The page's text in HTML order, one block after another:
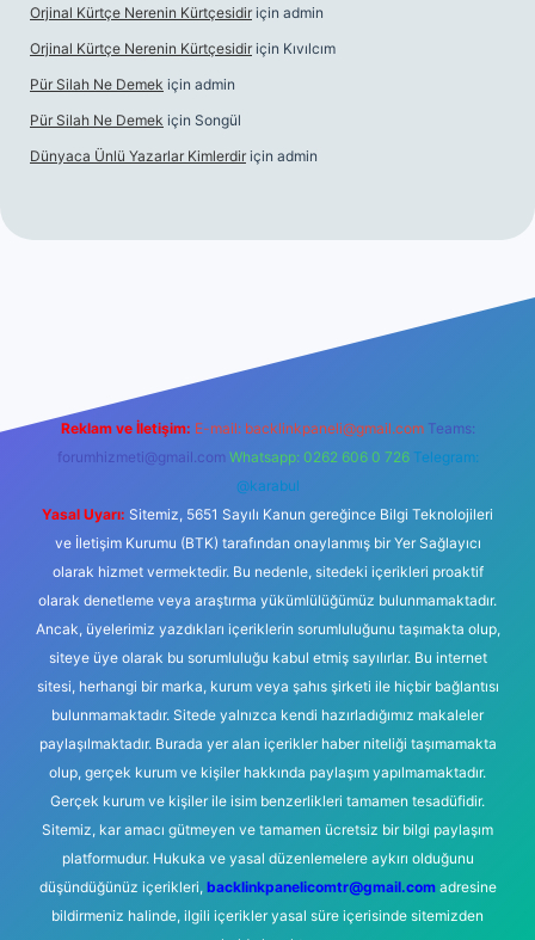
Orjinal Kürtçe Nerenin Kürtçesidir için admin
Orjinal Kürtçe Nerenin Kürtçesidir için Kıvılcım
Pür Silah Ne Demek için admin
Pür Silah Ne Demek için Songül
Dünyaca Ünlü Yazarlar Kimlerdir için admin
Reklam ve İletişim: E-mail: backlinkpaneli@gmail.com Teams:
forumhizmeti@gmail.com Whatsapp: 0262 606 0 726 Telegram:
@karabul
Yasal Uyarı: Sitemiz, 5651 Sayılı Kanun gereğince Bilgi Teknolojileri
ve İletişim Kurumu (BTK) tarafından onaylanmış bir Yer Sağlayıcı
olarak hizmet vermektedir. Bu nedenle, sitedeki içerikleri proaktif
olarak denetleme veya araştırma yükümlülüğümüz bulunmamaktadır.
Ancak, üyelerimiz yazdıkları içeriklerin sorumluluğunu taşımakta olup,
siteye üye olarak bu sorumluluğu kabul etmiş sayılırlar. Bu internet
sitesi, herhangi bir marka, kurum veya şahıs şirketi ile hiçbir bağlantısı
bulunmamaktadır. Sitede yalnızca kendi hazırladığımız makaleler
paylaşılmaktadır. Burada yer alan içerikler haber niteliği taşımamakta
olup, gerçek kurum ve kişiler hakkında paylaşım yapılmamaktadır.
Gerçek kurum ve kişiler ile isim benzerlikleri tamamen tesadüfidir.
Sitemiz, kar amacı gütmeyen ve tamamen ücretsiz bir bilgi paylaşım
platformudur. Hukuka ve yasal düzenlemelere aykırı olduğunu
düşündüğünüz içerikleri, backlinkpanelicomtr@gmail.comadresine
bildirmeniz halinde, ilgili içerikler yasal süre içerisinde sitemizden